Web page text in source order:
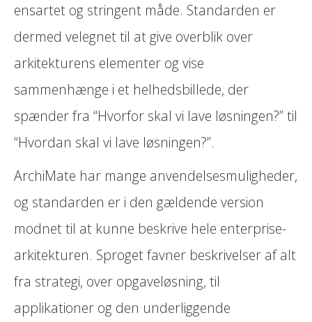
ensartet og stringent måde. Standarden er
dermed velegnet til at give overblik over
arkitekturens elementer og vise
sammenhænge i et helhedsbillede, der
spænder fra “Hvorfor skal vi lave løsningen?” til
“Hvordan skal vi lave løsningen?”.
ArchiMate har mange anvendelsesmuligheder,
og standarden er i den gældende version
modnet til at kunne beskrive hele enterprise-
arkitekturen. Sproget favner beskrivelser af alt
fra strategi, over opgaveløsning, til
applikationer og den underliggende